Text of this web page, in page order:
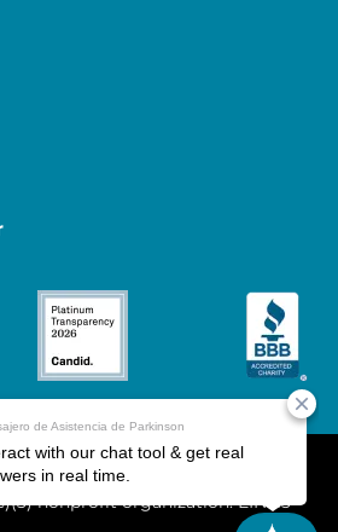
The Parkinson's
nonprofit organization. EIN: 13-